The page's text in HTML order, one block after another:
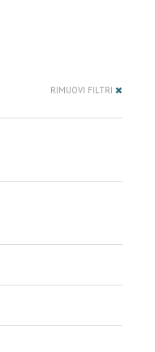
RIMUOVI FILTRI